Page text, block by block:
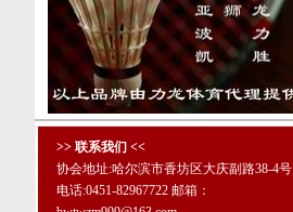
>> 联系我们 <<
协会地址:哈尔滨市香坊区大庆副路38-4号
电话:0451-82967722 邮箱：